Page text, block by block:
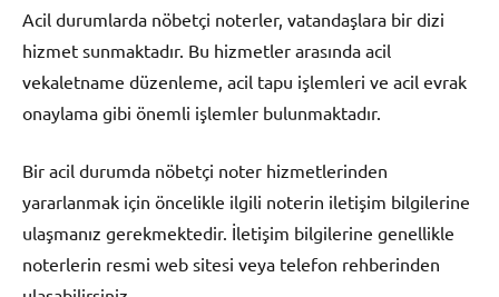
Acil durumlarda nöbetçi noterler, vatandaşlara bir dizi
hizmet sunmaktadır. Bu hizmetler arasında acil
vekaletname düzenleme, acil tapu işlemleri ve acil evrak
onaylama gibi önemli işlemler bulunmaktadır.
Bir acil durumda nöbetçi noter hizmetlerinden
yararlanmak için öncelikle ilgili noterin iletişim bilgilerine
ulaşmanız gerekmektedir. İletişim bilgilerine genellikle
noterlerin resmi web sitesi veya telefon rehberinden